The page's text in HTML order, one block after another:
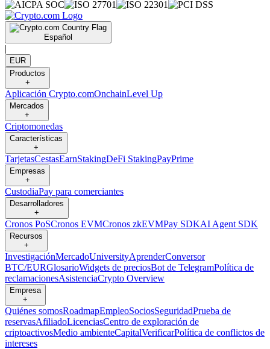
Español
|
EUR
Productos
+
Aplicación Crypto.comOnchainLevel Up
Mercados
+
Criptomonedas
Características
+
TarjetasCestasEarnStakingDeFi StakingPayPrime
Empresas
+
CustodiaPay para comerciantes
Desarrolladores
+
Cronos PoSCronos EVMCronos zkEVMPay SDKAI Agent SDK
Recursos
+
InvestigaciónMercadoUniversityAprenderConversor
BTC/EURGlosarioWidgets de preciosBot de TelegramPolítica de
reclamacionesAsistenciaCrypto Overview
Empresa
+
Quiénes somosRoadmapEmpleoSociosSeguridadPrueba de
reservasAfiliadoLicenciasCentro de exploración de
criptoactivosMedio ambienteCapitalVerificarPolítica de conflictos de
intereses